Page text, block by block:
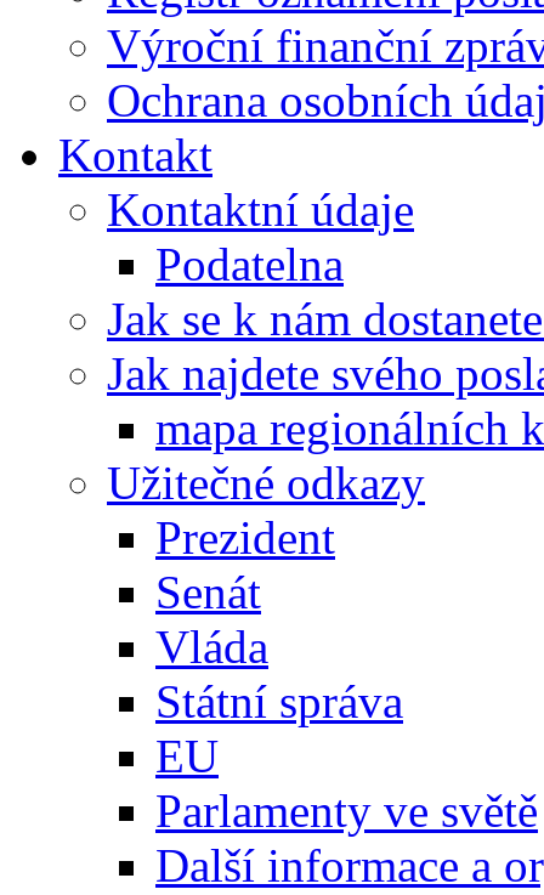
Výroční finanční
Ochrana osobních
Kontakt
Kontaktní údaje
Podatelna
Jak se k nám
Jak najdete svého
mapa regionálních
Užitečné odkazy
Prezident
Senát
Vláda
Státní správa
EU
Parlamenty ve světě
Další informace a